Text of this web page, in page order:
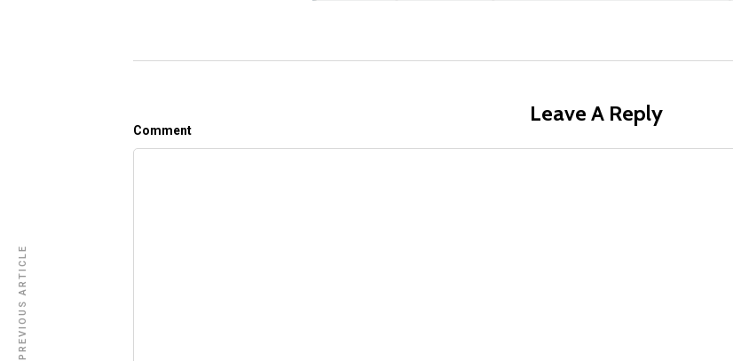
Leave A Reply
Comment
PREVIOUS ARTICLE